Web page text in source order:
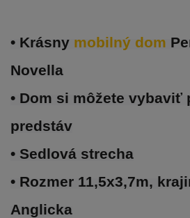
• Krásny mobilný dom
Novella
• Dom si môžete vybaviť
predstáv
• Sedlová strecha
• Rozmer 11,5x3,7m,
Anglicka